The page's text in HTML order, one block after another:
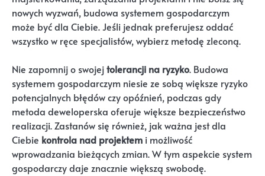
nowych wyzwań, budowa systemem gospodarczym
może być dla Ciebie. Jeśli jednak preferujesz oddać
wszystko w ręce specjalistów, wybierz metodę zleconą.
Nie zapomnij o swojejtolerancji na ryzyko. Budowa
systemem gospodarczym niesie ze sobą większe ryzyko
potencjalnych błędów czy opóźnień, podczas gdy
metoda deweloperska oferuje większe bezpieczeństwo
realizacji. Zastanów się również, jak ważna jest dla
Ciebie kontrola nad projektem i możliwość
wprowadzania bieżących zmian. W tym aspekcie system
gospodarczy daje znacznie większą swobodę.